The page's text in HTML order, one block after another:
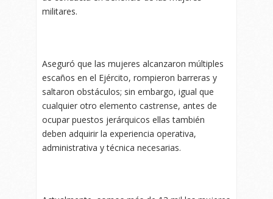
militares.
Aseguró que las mujeres alcanzaron múltiples
escaños en el Ejército, rompieron barreras y
saltaron obstáculos; sin embargo, igual que
cualquier otro elemento castrense, antes de
ocupar puestos jerárquicos ellas también
deben adquirir la experiencia operativa,
administrativa y técnica necesarias.